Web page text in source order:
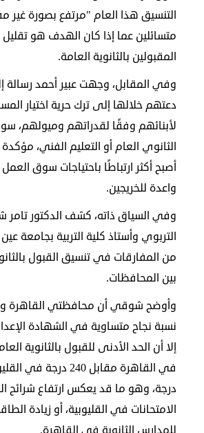
ومناسباتالتنسيق هذا العام "مرتفع بصورة غير
متسائلين عما إذا كان الهدف هو تقليل
المقبولين بالثانوية العامة.
وفي المقابل، وجهت عبير أحمد رسالة
دعتهم خلالها إلى ترك حرية اختيار
لأبنائهم وفقًا لقدراتهم وميولهم،
الثانوي العام أو التعليم الفني،
أصبح أكثر ارتباطًا باحتياجات سوق
واعدة للخريجين.
وفي السياق ذاته، كشف الدكتور تامر
التربوي وأستاذ كلية التربية بجامعة
بين المحافظات.
وأوضح شوقي أن محافظتي القاهرة
درجة، وهو ما قد يعكس ارتفاع شرائح
الامتحانات في القليوبية، أو زيادة